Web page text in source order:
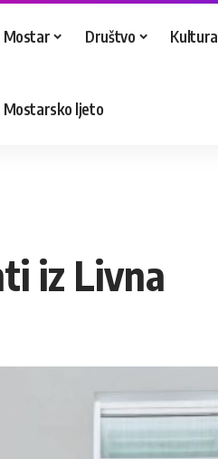
Mostar Društvo Kultura
Mostarsko ljeto
iz Livna